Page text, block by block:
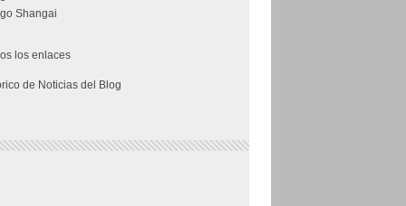
Shangai
los enlaces
de Noticias del Blog